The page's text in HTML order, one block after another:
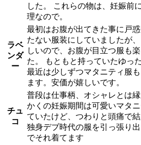
した。 これらの物は、妊娠前
理なので。
ラベ
ンダ
ー
最初はお腹が出てきた事に戸
たない服装にしていましたが
しいので、お腹が目立つ服も
た。 もともと持っていたゆっ
最近は少しずつマタニティ服
ます。安価が嬉しいです。
チュ
コ
普段は仕事柄、オシャレとは
かくの妊娠期間は可愛いマタ
ていたけど、つわりと頭痛で
独身デブ時代の服を引っ張り
でそれ着てます